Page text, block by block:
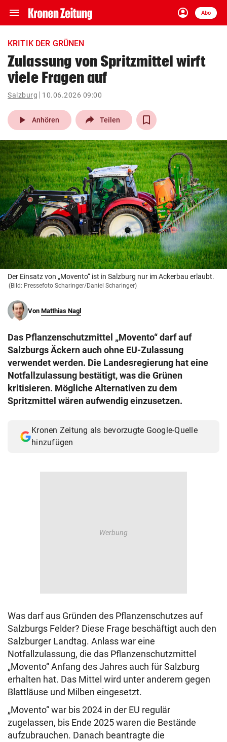
menu Navigation
ein-/ausklappen
account_circle
Anmelden
Abo
close Schließen
account_circle Anmelden
pin_drop
Wien arrow_right
bookmark
search
Suchbegriff
eingeben
© Krone Multimedia GmbH & Co KG 2026
Muthgasse 2, 1190 Wien
KRITIK DER GRÜNEN
Zulassung von Spritzmittel wirft
viele Fragen auf
Salzburg 10.06.2026 09:00
play_arrow Anhören Teilen
Der Einsatz von „Movento“ ist in Salzburg nur im Ackerbau erlaubt.
(Bild: Pressefoto Scharinger/Daniel Scharinger)
Von Matthias Nagl
Das Pflanzenschutzmittel „Movento“ darf auf
Salzburgs Äckern auch ohne EU-Zulassung
verwendet werden. Die Landesregierung hat eine
Notfallzulassung bestätigt, was die Grünen
kritisieren. Mögliche Alternativen zu dem
Spritzmittel wären aufwendig einzusetzen.
Kronen Zeitung als bevorzugte Google-Quelle
hinzufügen
Was darf aus Gründen des Pflanzenschutzes auf
Salzburgs Felder? Diese Frage beschäftigt auch den
Salzburger Landtag. Anlass war eine
Notfallzulassung, die das Pflanzenschutzmittel
„Movento“ Anfang des Jahres auch für Salzburg
erhalten hat. Das Mittel wird unter anderem gegen
Blattläuse und Milben eingesetzt.
„Movento“ war bis 2024 in der EU regulär
zugelassen, bis Ende 2025 waren die Bestände
aufzubrauchen. Danach beantragte die